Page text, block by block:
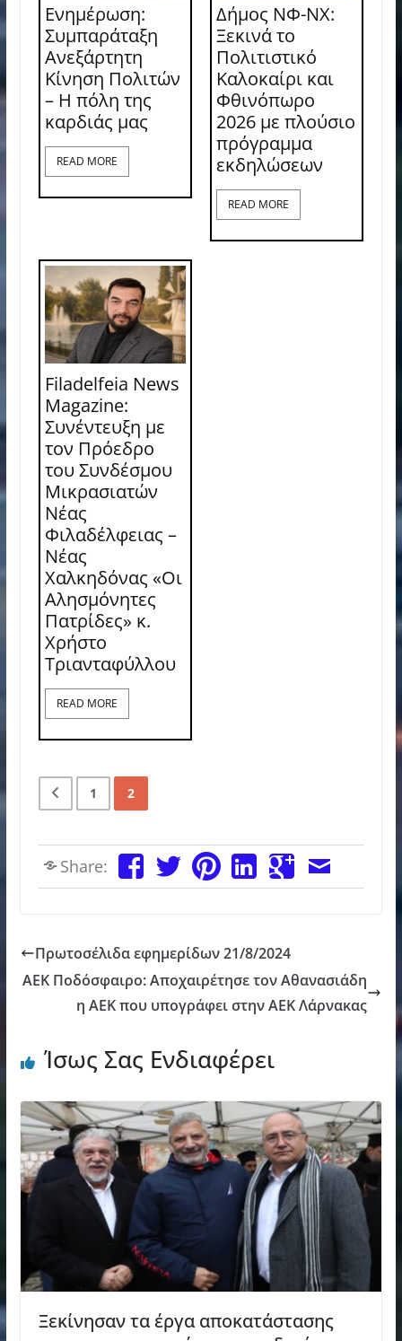
Ενημέρωση:
Συμπαράταξη
Ανεξάρτητη
Κίνηση Πολιτών
– Η πόλη της
καρδιάς μας
READ MORE
Δήμος ΝΦ-ΝΧ:
Ξεκινά το
Πολιτιστικό
Καλοκαίρι και
Φθινόπωρο
2026 με πλούσιο
πρόγραμμα
εκδηλώσεων
READ MORE
Filadelfeia News
Magazine:
Συνέντευξη με
τον Πρόεδρο
του Συνδέσμου
Μικρασιατών
Νέας
Φιλαδέλφειας –
Νέας
Χαλκηδόνας «Οι
Αλησμόνητες
Πατρίδες» κ.
Χρήστο
Τριανταφύλλου
READ MORE
1 2
Share:
Πρωτοσέλιδα εφημερίδων 21/8/2024
ΑΕΚ Ποδόσφαιρο: Αποχαιρέτησε τον Αθανασιάδη
η ΑΕΚ που υπογράφει στην ΑΕΚ Λάρνακας
Ίσως Σας Ενδιαφέρει
Ξεκίνησαν τα έργα αποκατάστασης